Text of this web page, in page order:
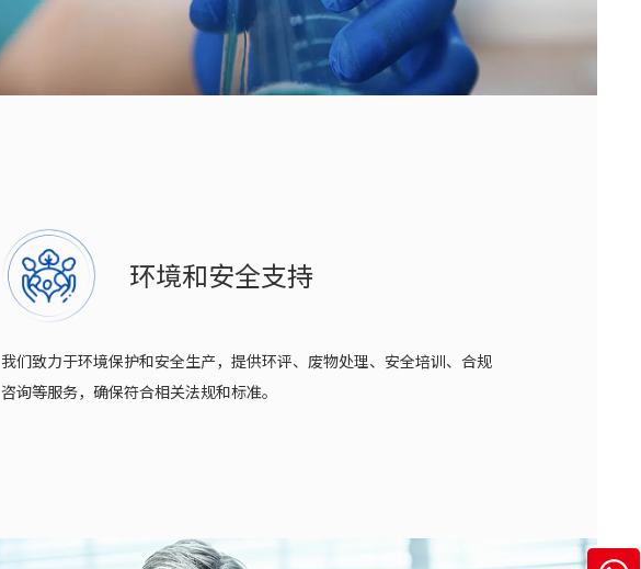
环境和安全支持
我们致力于环境保护和安全生产，提供环评、废物处理、安全培训、合规
咨询等服务，确保符合相关法规和标准。